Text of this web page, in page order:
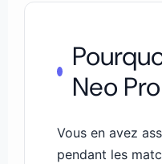
Neo
Vous en avez
pendant les